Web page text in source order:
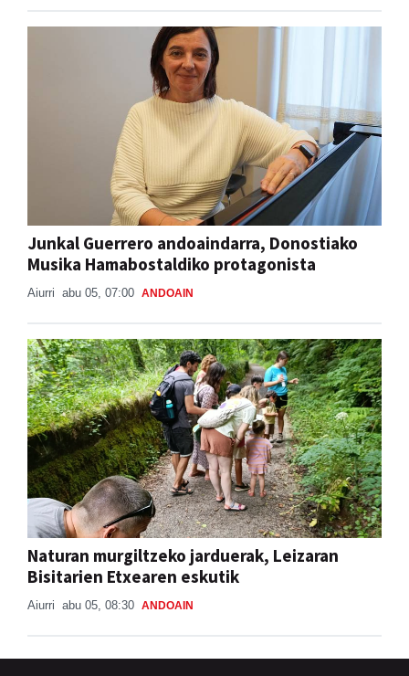
Junkal Guerrero andoaindarra, Donostiako
Musika Hamabostaldiko protagonista
Aiurri abu 05, 07:00 ANDOAIN
Naturan murgiltzeko jarduerak, Leizaran
Bisitarien Etxearen eskutik
Aiurri abu 05, 08:30 ANDOAIN